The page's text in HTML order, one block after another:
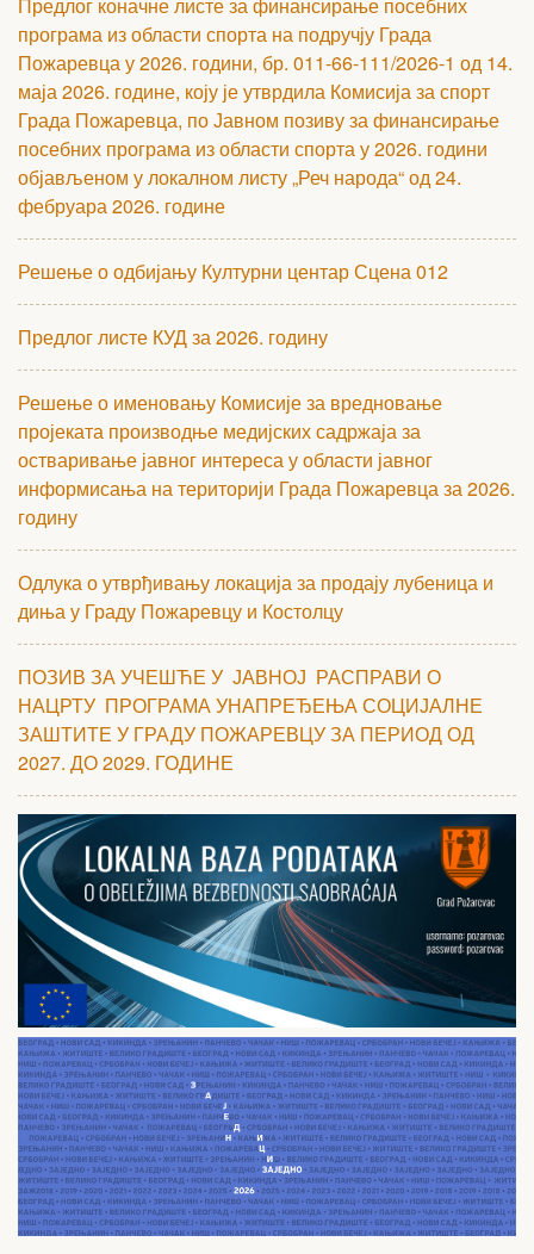
програма из области спорта на подручју Града
Пожаревца у 2026. години, бр. 011-66-111/2026-1 од 14.
маја 2026. године, коју је утврдила Комисија за спорт
Града Пожаревца, по Јавном позиву за финансирање
посебних програма из области спорта у 2026. години
објављеном у локалном листу „Реч народа“ од 24.
фебруара 2026. године
Решење о одбијању Културни центар Сцена 012
Предлог листе КУД за 2026. годину
Решење о именовању Комисије за вредновање
пројеката производње медијских садржаја за
остваривање јавног интереса у области јавног
информисања на територији Града Пожаревца за 2026.
годину
Одлука о утврђивању локација за продају лубеница и
диња у Граду Пожаревцу и Костолцу
ПОЗИВ ЗА УЧЕШЋЕ У ЈАВНОЈ РАСПРАВИ О
НАЦРТУ ПРОГРАМА УНАПРЕЂЕЊА СОЦИЈАЛНЕ
ЗАШТИТЕ У ГРАДУ ПОЖАРЕВЦУ ЗА ПЕРИОД ОД
2027. ДО 2029. ГОДИНЕ